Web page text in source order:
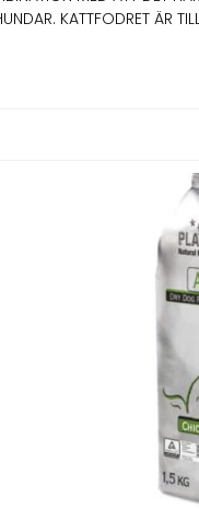
KATTFODRET ÄR